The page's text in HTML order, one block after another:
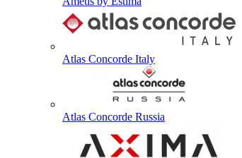
Atlas Concorde Italy
Atlas Concorde Russia